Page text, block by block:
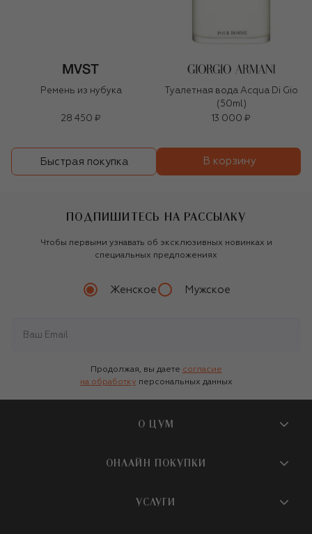
Ремень из нубука
28 450 ₽
Туалетная вода Acqua Di Gio
(50ml)
13 000 ₽
Быстрая покупка В корзину
ПОДПИШИТЕСЬ НА РАССЫЛКУ
Чтобы первыми узнавать об эксклюзивных новинках и
специальных предложениях
Женское Мужское
Продолжая, вы даете согласие
на обработку персональных данных
О ЦУМ
О магазине
Бутики и ПВЗ ЦУМ
ОНЛАЙН ПОКУПКИ
УСЛУГИ